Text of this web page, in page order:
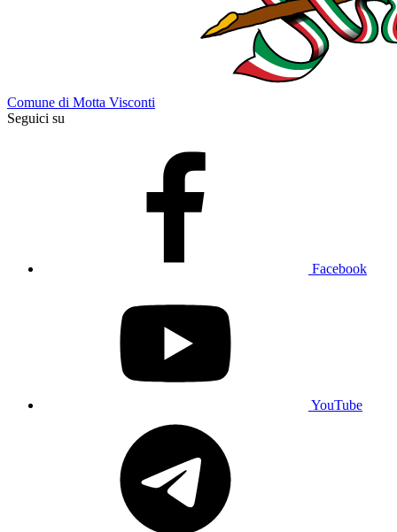
Comune di Motta Visconti
Seguici su
Facebook
YouTube